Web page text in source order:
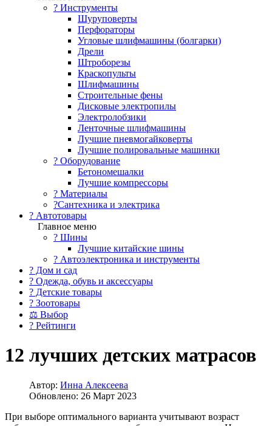
?️ Инструменты
Шуруповерты
Перфораторы
Угловые шлифмашины (болгарки)
Дрели
Штроборезы
Краскопульты
Шлифмашины
Строительные фены
Дисковые электропилы
Электролобзики
Ленточные шлифмашины
Лучшие пневмогайковерты
Лучшие полировальные машинки
?️ Оборудование
Бетономешалки
Лучшие компрессоры
? Материалы
?Сантехника и электрика
? Автотовары
Главное меню
? Шины
Лучшие китайские шины
? Автоэлектроника и инструменты
? Дом и сад
? Одежда, обувь и аксессуары
? Детские товары
? Зоотовары
⚖ Выбор
? Рейтинги
12 лучших детских матрасов
Автор: Инна Алексеева
Обновлено: 26 Март 2023
При выборе оптимального варианта учитывают возраст